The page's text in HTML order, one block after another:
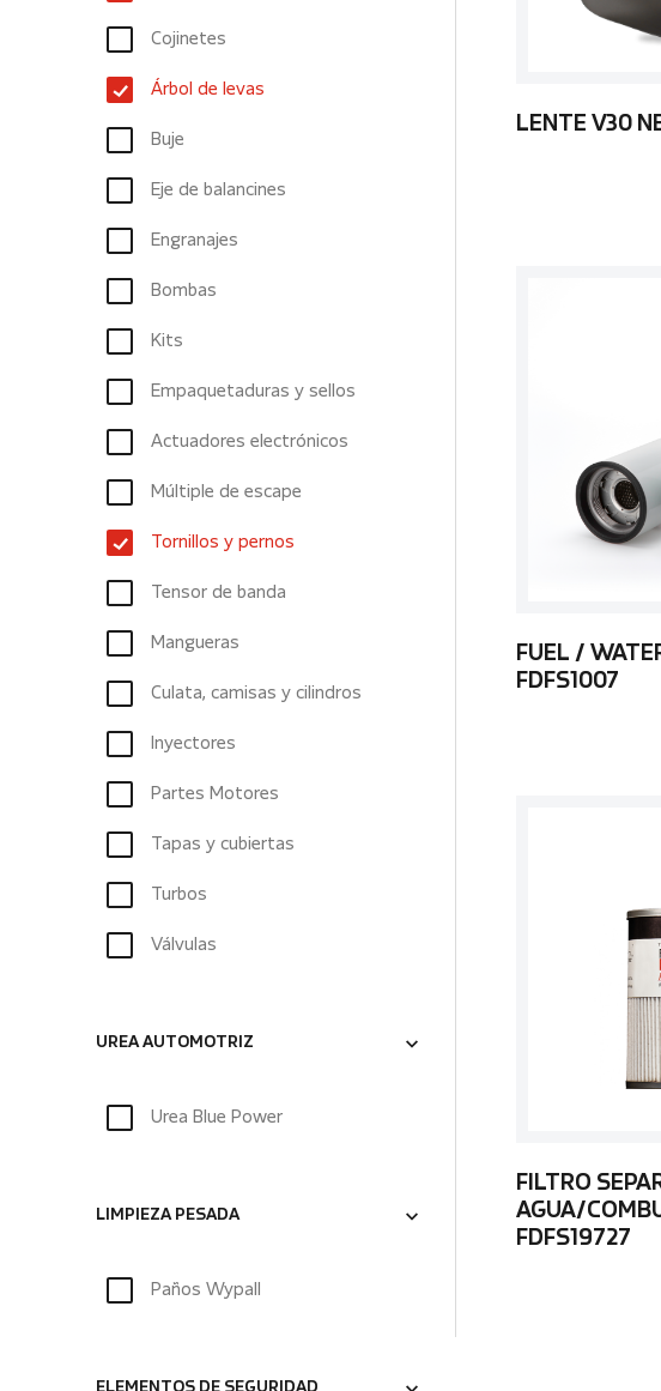
Cojinetes
Árbol de levas
Buje
Eje de balancines
Engranajes
Bombas
Kits
Empaquetaduras y sellos
Actuadores electrónicos
Múltiple de escape
Tornillos y pernos
Tensor de banda
Mangueras
Culata, camisas y cilindros
Inyectores
Partes Motores
Tapas y cubiertas
Turbos
Válvulas
UREA AUTOMOTRIZ
Urea Blue Power
LIMPIEZA PESADA
Paños Wypall
LENTE V30
FUEL /
FDFS1007
FILTRO
AGUA/
FDFS19727